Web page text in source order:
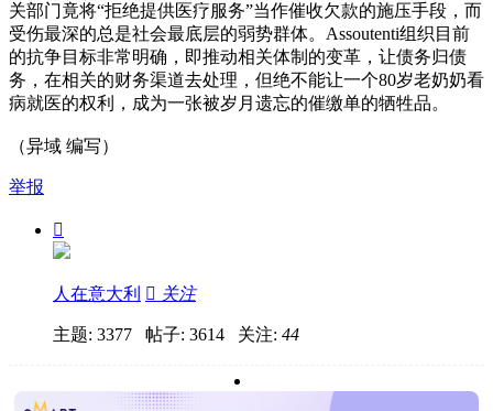
关部门竟将“拒绝提供医疗服务”当作催收欠款的施压手段，而
受伤最深的总是社会最底层的弱势群体。Assoutenti组织目前
的抗争目标非常明确，即推动相关体制的变革，让债务归债
务，在相关的财务渠道去处理，但绝不能让一个80岁老奶奶看
病就医的权利，成为一张被岁月遗忘的催缴单的牺牲品。
（异域 编写）
举报

人在意大利  关注
主题: 3377 帖子: 3614 关注: 44